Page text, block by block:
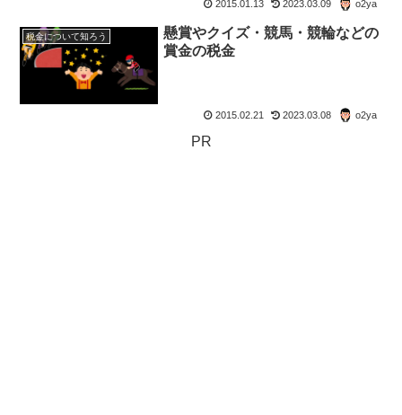
2015.01.13 2023.03.09 o2ya
税金について知ろう
懸賞やクイズ・競馬・競輪などの
賞金の税金
2015.02.21 2023.03.08 o2ya
PR